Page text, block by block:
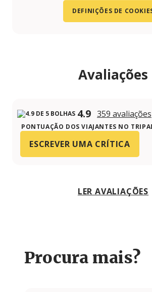
DEFINIÇÕES DE
Avaliações
4.9 359 avaliações
PONTUAÇÃO DOS VIAJANTES NO
ESCREVER UMA CRÍTICA
LER AVALIAÇÕES
Procura mais?